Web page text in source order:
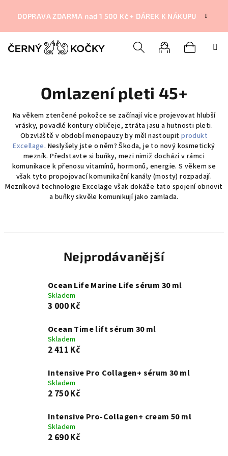
DOPRAVA ZDARMA nad 1 500 Kč + DÁREK K NÁKUPU
Omlazení pleti 45+
Na věkem ztenčené pokožce se začínají více projevovat hlubší
vrásky, povadlé kontury obličeje, ztráta jasu a hutnosti pleti.
Obzvláště v období menopauzy by měl nastoupitprodukt
Excellage. Neslyšely jste o něm? Škoda, je to nový kosmetický
mezník. Představte si buňky, mezi nimiž dochází v rámci
komunikace k přenosu vitamínů, hormonů, energie. S věkemse
však tyto propojovací komunikační kanály (mosty) rozpadají.
Mezníková technologie Excelage však dokáže tato spojení obnovit
a buňky skvěle komunikují jako zamlada.
Nejprodávanější
Ocean Life Marine Life sérum 30 ml
Skladem
3 000 Kč
Ocean Time lift sérum 30 ml
Skladem
2 411 Kč
Intensive Pro Collagen+ sérum 30 ml
Skladem
2 750 Kč
Intensive Pro-Collagen+ cream 50 ml
Skladem
2 690 Kč